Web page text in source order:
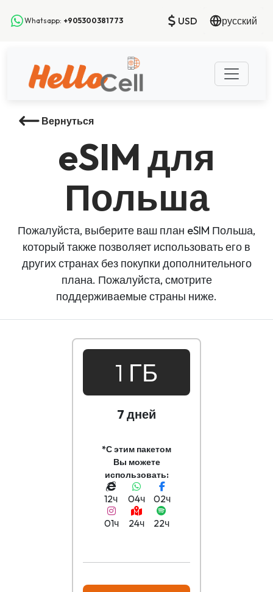
Whatsapp: +905300381773 USD русский
Вернуться
eSIMдля
Польша
Пожалуйста, выберите ваш план eSIM Польша,
который также позволяет использовать его в
других странах без покупки дополнительного
плана. Пожалуйста, смотрите
поддерживаемые страны ниже.
1 ГБ
7 дней
*С этим пакетом
Вы можете
использовать:
12ч 04ч
02ч
01ч
24ч 22ч